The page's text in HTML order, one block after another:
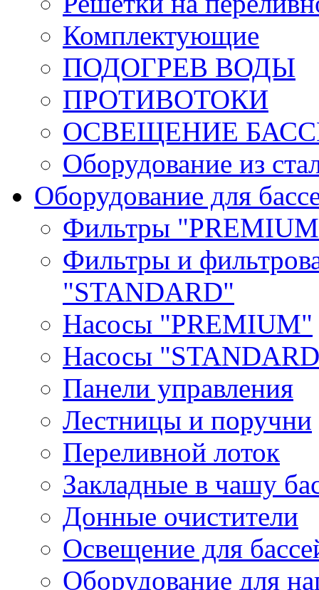
Комплектующие
ПОДОГРЕВ ВОДЫ
ПРОТИВОТОКИ
ОСВЕЩЕНИЕ
Оборудование из
Оборудование для
Фильтры
Фильтры и
"STANDARD"
Насосы "PREMIUM"
Насосы
Панели управления
Лестницы и поручни
Переливной лоток
Закладные в чашу
Донные очистители
Освещение для
Оборудование для